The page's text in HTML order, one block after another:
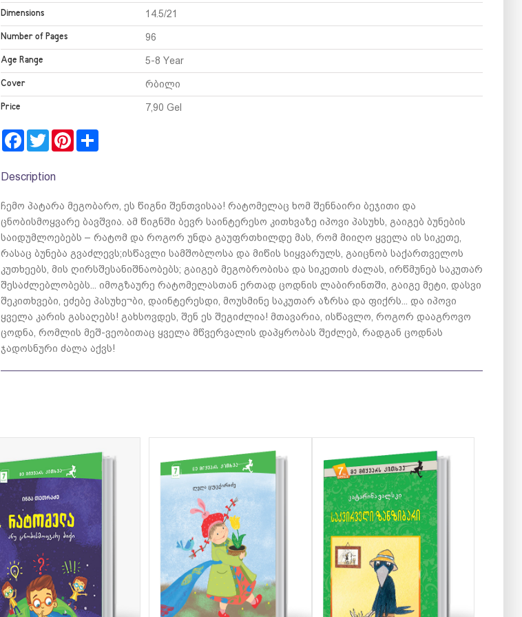
Dimensions 14.5/21
Number of Pages 96
Age Range 5-8 Year
Cover რბილი
Price 7,90 Gel
Facebook
TwitterPinterest
Description
ჩემო პატარა მეგობარო, ეს წიგნი შენთვისაა! რატომელაც ხომ შენნაირი ბეჯითი და
ცნობისმოყვარე ბავშვია. ამ წიგნში ბევრ საინტერესო კითხვაზე იპოვი პასუხს, გაიგებ ბუნების
საიდუმლოებებს – რატომ და როგორ უნდა გაუფრთხილდე მას, რომ მიიღო ყველა ის სიკეთე,
რასაც ბუნება გვაძლევს;ისწავლი სამშობლოსა და მიწის სიყვარულს, გაიცნობ საქართველოს
კუთხეებს, მის ღირსშესანიშნაობებს; გაიგებ მეგობრობისა და სიკეთის ძალას, ირწმუნებ საკუთარ
შესაძლებლობებს... იმოგზაურე რატომელასთან ერთად ცოდნის ლაბირინთში, გაიგე მეტი, დასვი
შეკითხვები, ეძებე პასუხე¬ბი, დაინტერესდი, მოუსმინე საკუთარ აზრსა და ფიქრს... და იპოვი
ყველა კარის გასაღებს! გახსოვდეს, შენ ეს შეგიძლია! მთავარია, ისწავლო, როგორ დააგროვო
ცოდნა, რომლის მეშ-ვეობითაც ყველა მწვერვალის დაპყრობას შეძლებ, რადგან ცოდნას
ჯადოსნური ძალა აქვს!